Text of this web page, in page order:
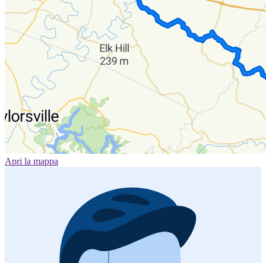
Apri la mappa